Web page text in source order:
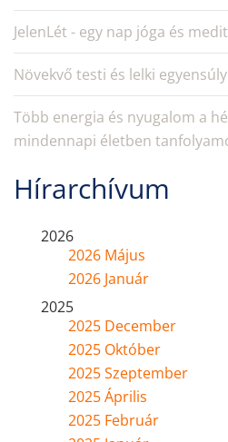
JelenLét - egy nap jóga és
Növekvő testi és lelki
Több energia és nyugalom a
mindennapi életben
Hírarchívum
2026
2026 Május
2026 Január
2025
2025 December
2025 Október
2025 Szeptember
2025 Április
2025 Február